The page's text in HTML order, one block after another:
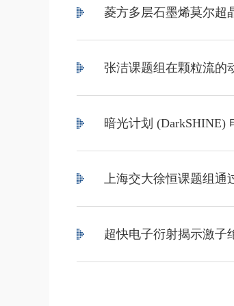
菱方多层石墨烯莫尔超
张洁课题组在颗粒流的
暗光计划 (DarkSHINE)
上海交大徐恒课题组通
超快电子衍射揭示激子